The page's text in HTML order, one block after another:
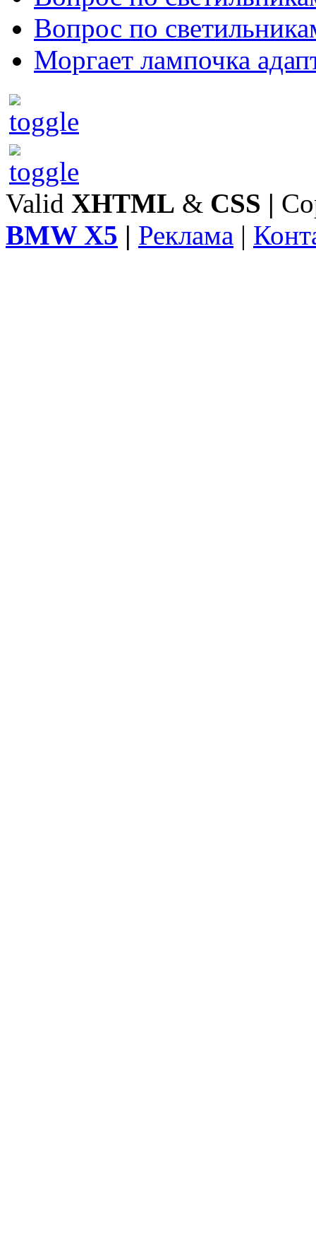
Вопрос по
Моргает лампочка
Valid XHTML & CSS |
BMW X5 | Реклама |